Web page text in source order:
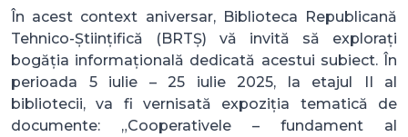
În acest context aniversar, Biblioteca Republicană
Tehnico-Științifică (BRTȘ) vă invită să explorați
bogăția informațională dedicată acestui subiect. În
perioada 5 iulie – 25 iulie 2025, la etajul II al
bibliotecii, va fi vernisată expoziția tematică de
documente: „Cooperativele – fundament al